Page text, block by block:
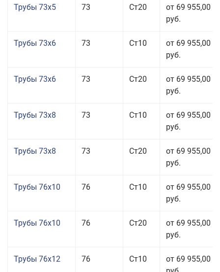
Трубы 73x5 73 Ст20
от 69 955,00
руб.
Трубы 73x6 73 Ст10
от 69 955,00
руб.
Трубы 73x6 73 Ст20
от 69 955,00
руб.
Трубы 73x8 73 Ст10
от 69 955,00
руб.
Трубы 73x8 73 Ст20
от 69 955,00
руб.
Трубы 76x10 76 Ст10
от 69 955,00
руб.
Трубы 76x10 76 Ст20
от 69 955,00
руб.
Трубы 76x12 76 Ст10
от 69 955,00